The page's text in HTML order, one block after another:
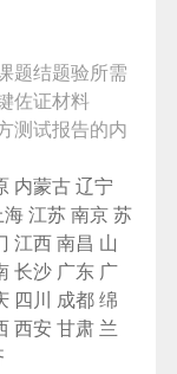
题结题验所需
佐证材料
测试报告的内
内蒙古辽宁
江苏南京苏
江西南昌 山
长沙 广东 广
四川 成都绵
西安 甘肃 兰